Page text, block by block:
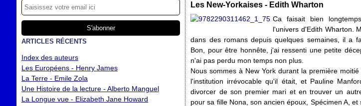
ARTICLES RÉCENTS
Index des auteurs
Les Européens - Henry James
La Terre - Emile Zola
Une Histoire de la lecture - Alberto Manguel
La Longue vue - Elizabeth Jane Howard
Les New-Yorkaises - Edith Wharton
Ca faisait bien
l'univers d'Edith Wharton.
dans des romans depuis quelques semaines, il a
Bon, pour être honnête, j'ai ressenti une petite
n'ai pas perdu mon temps non plus.
Nous sommes à New York durant la première
l'institution irrévocable qu'il était, et Pauline
divorcer de son premier mari et en trouver un
pour sa fille Nona, son ancien époux, Spécimen A,